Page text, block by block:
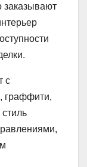
заказывают
с
граффити,